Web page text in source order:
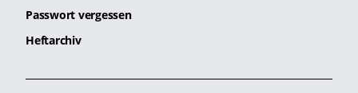
Passwort vergessen
Heftarchiv